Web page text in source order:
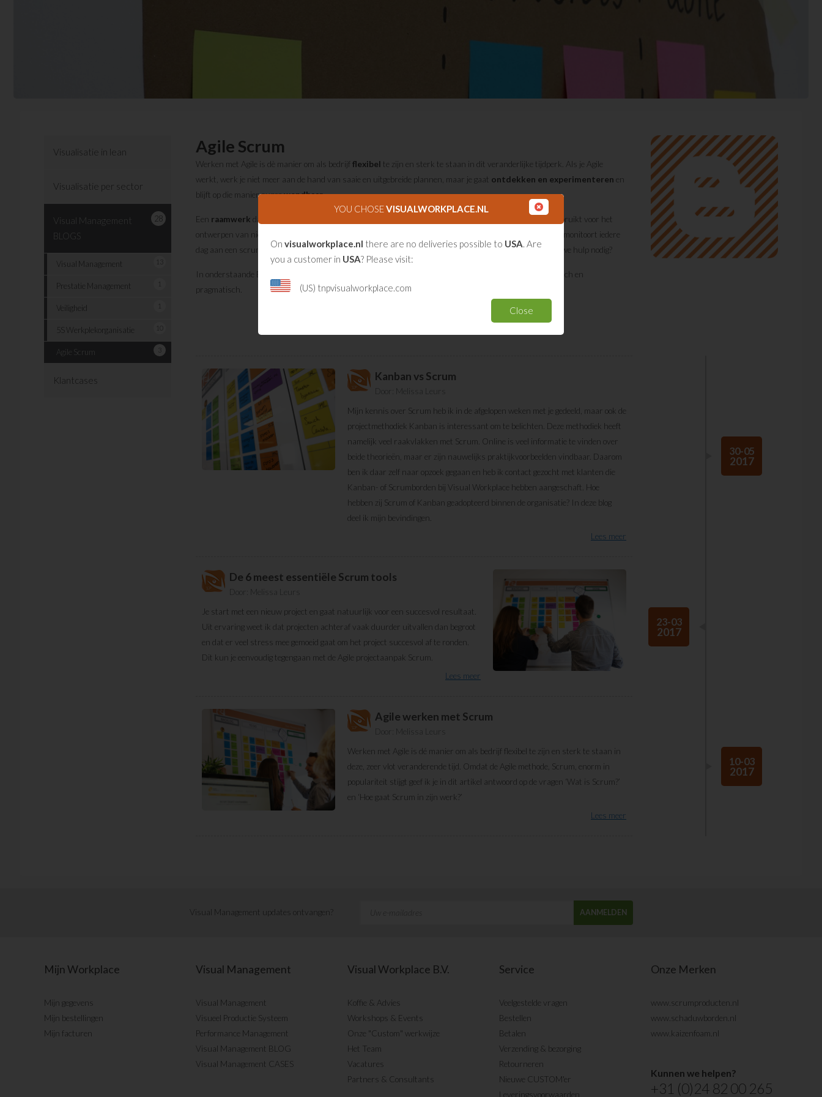
Visualisatie in lean
Visualisatie per sector
Visual Management
BLOGS
28
Visual Management 13
Prestatie Management 1
Veiligheid 1
5S Werkplekorganisatie 10
Agile Scrum 3
Klantcases
Agile Scrum
Werken met Agile is dè manier om als bedrijf flexibel te zijn en sterk te staan in dit veranderlijke tijdperk. Als je Agile
werkt, werk je niet meer aan de hand van saaie en uitgebreide plannen, maar je gaat ontdekken en experimenteren en
blijft op die manier superwendbaar.
Een raamwerk dat je helpt Agile te werken is Scrum. Scrum werd in het begin vooral in de ICT wereld gebruikt voor het
ontwerpen van nieuwe software in
en monitoort iedere
dag aan een scrumboard. Wat hebben we opgeleverd? Hoe ging dat? Wat gaan we vandaag doen? Hebben we hulp nodig?
In onderstaande BLOGS lees je meer over wat wij doen, wat we adviseren, hoe we dat aanpakken. Praktisch en
pragmatisch.
30-05
2017
Kanban vs Scrum
Door: Melissa Leurs
Mijn kennis over Scrum heb ik in de afgelopen weken met je gedeeld, maar ook de
projectmethodiek Kanban is interessant om te belichten. Deze methodiek heeft
namelijk veel raakvlakken met Scrum. Online is veel informatie te vinden over
beide theorieën, maar er zijn nauwelijks praktijkvoorbeelden vindbaar. Daarom
ben ik daar zelf naar opzoek gegaan en heb ik contact gezocht met klanten die
Kanban- of Scrumborden bij Visual Workplace hebben aangeschaft. Hoe
hebben zij Scrum of Kanban geadopteerd binnen de organisatie? In deze blog
deel ik mijn bevindingen.
Lees meer
23-03
2017
De 6 meest essentiële Scrum tools
Door: Melissa Leurs
Je start met een nieuw project en gaat natuurlijk voor een succesvol resultaat.
Uit ervaring weet ik dat projecten achteraf vaak duurder uitvallen dan begroot
en dat er veel stress mee gemoeid gaat om het project succesvol af te ronden.
Dit kun je eenvoudig tegengaan met de Agile projectaanpak Scrum.
Lees meer
10-03
2017
Agile werken met Scrum
Door: Melissa Leurs
Werken met Agile is dé manier om als bedrijf flexibel te zijn en sterk te staan in
deze, zeer vlot veranderende tijd. Omdat de Agile methode, Scrum, enorm in
populariteit stijgt geef ik je in dit artikel antwoord op de vragen ‘Wat is Scrum?’
en ‘Hoe gaat Scrum in zijn werk?’
Lees meer
Visual Management updates ontvangen? AANMELDEN
Mijn Workplace
Mijn gegevens
Mijn bestellingen
Mijn facturen
Visual Management
Visual Management
Visueel Productie Systeem
Performance Management
Visual Management BLOG
Visual Management CASES
Visual Workplace B.V.
Koffie & Advies
Workshops & Events
Onze "Custom" werkwijze
Het Team
Vacatures
Partners & Consultants
Service
Veelgestelde vragen
Bestellen
Betalen
Verzending & bezorging
Retourneren
Nieuwe CUSTOM'er
Leveringsvoorwaarden
Onze Merken
www.scrumproducten.nl
www.schaduwborden.nl
www.kaizenfoam.nl
Kunnen we helpen?
+31 (0)24 82 00 265
YOU CHOSEVISUALWORKPLACE.NL
On visualworkplace.nl there are no deliveries possible to USA. Are
you a customer in USA? Please visit:
(US) tnpvisualworkplace.com
Close